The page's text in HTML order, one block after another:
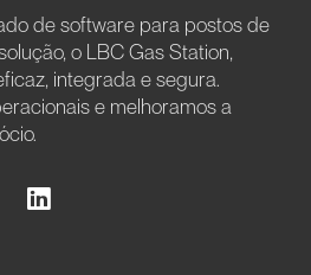
de software para postos de
o LBC Gas Station,
integrada e segura.
e melhoramos a